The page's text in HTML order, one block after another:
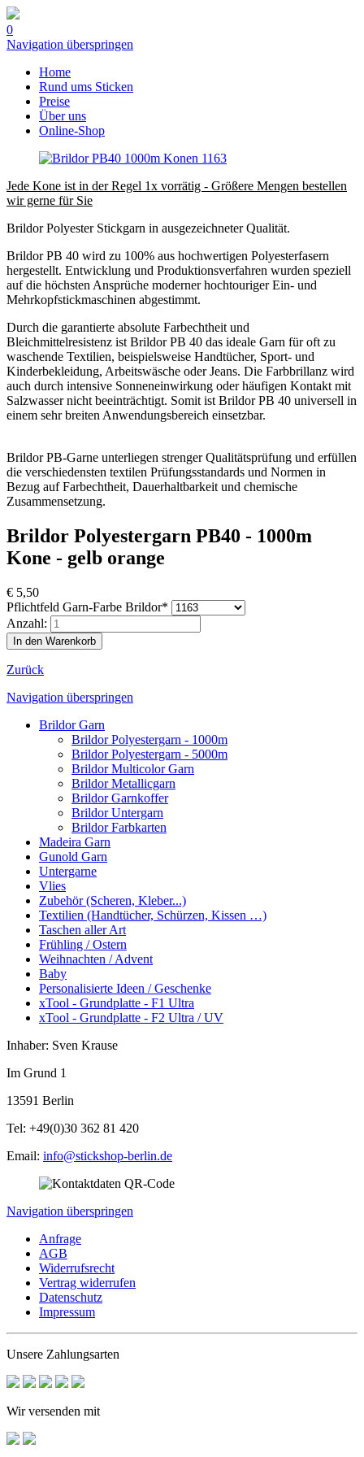
0
Navigation überspringen
Home
Rund ums Sticken
Preise
Über uns
Online-Shop
Jede Kone ist in der Regel 1x vorrätig - Größere Mengen bestellen
wir gerne für Sie
Brildor Polyester Stickgarn in ausgezeichneter Qualität.
Brildor PB 40 wird zu 100% aus hochwertigen Polyesterfasern
hergestellt. Entwicklung und Produktionsverfahren wurden speziell
auf die höchsten Ansprüche moderner hochtouriger Ein- und
Mehrkopfstickmaschinen abgestimmt.
Durch die garantierte absolute Farbechtheit und
Bleichmittelresistenz ist Brildor PB 40 das ideale Garn für oft zu
waschende Textilien, beispielsweise Handtücher, Sport- und
Kinderbekleidung, Arbeitswäsche oder Jeans. Die Farbbrillanz wird
auch durch intensive Sonneneinwirkung oder häufigen Kontakt mit
Salzwasser nicht beeinträchtigt. Somit ist Brildor PB 40 universell in
einem sehr breiten Anwendungsbereich einsetzbar.
Brildor PB-Garne unterliegen strenger Qualitätsprüfung und erfüllen
die verschiedensten textilen Prüfungsstandards und Normen in
Bezug auf Farbechtheit, Dauerhaltbarkeit und chemische
Zusammensetzung.
Brildor Polyestergarn PB40 - 1000m
Kone - gelb orange
€ 5,50
Pflichtfeld Garn-Farbe Brildor*
Anzahl:
Zurück
Navigation überspringen
Brildor Garn
Brildor Polyestergarn - 1000m
Brildor Polyestergarn - 5000m
Brildor Multicolor Garn
Brildor Metallicgarn
Brildor Garnkoffer
Brildor Untergarn
Brildor Farbkarten
Madeira Garn
Gunold Garn
Untergarne
Vlies
Zubehör (Scheren, Kleber...)
Textilien (Handtücher, Schürzen, Kissen …)
Taschen aller Art
Frühling / Ostern
Weihnachten / Advent
Baby
Personalisierte Ideen / Geschenke
xTool - Grundplatte - F1 Ultra
xTool - Grundplatte - F2 Ultra / UV
Inhaber: Sven Krause
Im Grund 1
13591 Berlin
Tel: +49(0)30 362 81 420
Email: info@stickshop-berlin.de
Navigation überspringen
Anfrage
AGB
Widerrufsrecht
Vertrag widerrufen
Datenschutz
Impressum
Unsere Zahlungsarten
Wir versenden mit